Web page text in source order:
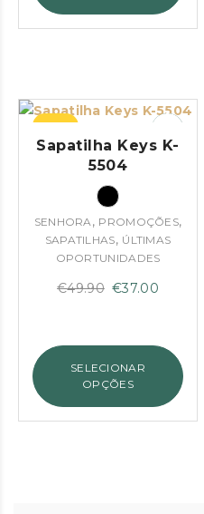
–26%
Sapatilha Keys K-
5504
SENHORA, PROMOÇÕES,
SAPATILHAS, ÚLTIMAS
OPORTUNIDADES
€49.90 O
€49.90.
€37.00
é:
€37.00.
SELECIONAR
OPÇÕES